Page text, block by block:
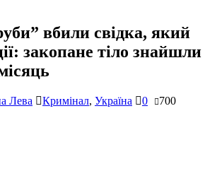
вбили свідка, який
закопане тіло знайшли
Лева Кримінал, Україна 0 700